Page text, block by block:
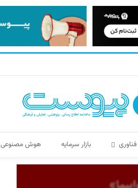
فناوری بازار سرمایه هوش مصنوعی